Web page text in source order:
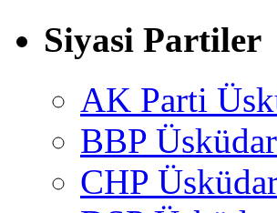
Siyasi Partiler
AK Parti
BBP Üsküdar
CHP